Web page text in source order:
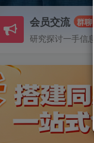
会员交流 群聊
研究探讨一手信